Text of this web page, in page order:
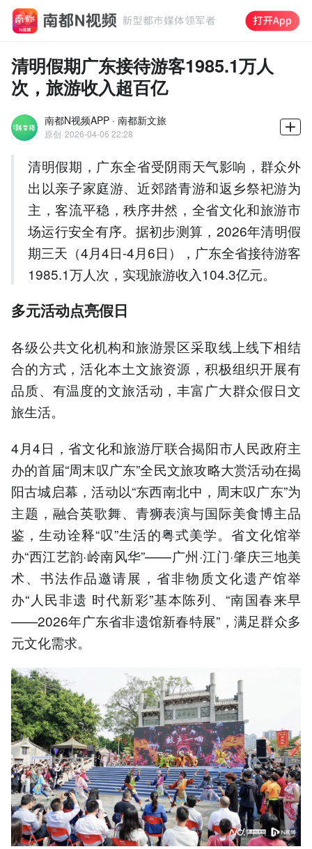
清明假期广东接待游客1985.1万人
次，旅游收入超百亿
南都N视频APP · 南都新文旅
原创 2026-04-06 22:28
清明假期，广东全省受阴雨天气影响，群众外
出以亲子家庭游、近郊踏青游和返乡祭祀游为
主，客流平稳，秩序井然，全省文化和旅游市
场运行安全有序。据初步测算，2026年清明假
期三天（4月4日-4月6日），广东全省接待游客
1985.1万人次，实现旅游收入104.3亿元。
多元活动点亮假日
各级公共文化机构和旅游景区采取线上线下相结
合的方式，活化本土文旅资源，积极组织开展有
品质、有温度的文旅活动，丰富广大群众假日文
旅生活。
4月4日，省文化和旅游厅联合揭阳市人民政府主
办的首届“周末叹广东”全民文旅攻略大赏活动在揭
阳古城启幕，活动以“东西南北中，周末叹广东”为
主题，融合英歌舞、青狮表演与国际美食博主品
鉴，生动诠释“叹”生活的粤式美学。省文化馆举
办“西江艺韵·岭南风华”——广州·江门·肇庆三地美
术、书法作品邀请展，省非物质文化遗产馆举
办“人民非遗 时代新彩”基本陈列、“南国春来早
——2026年广东省非遗馆新春特展”，满足群众多
元文化需求。